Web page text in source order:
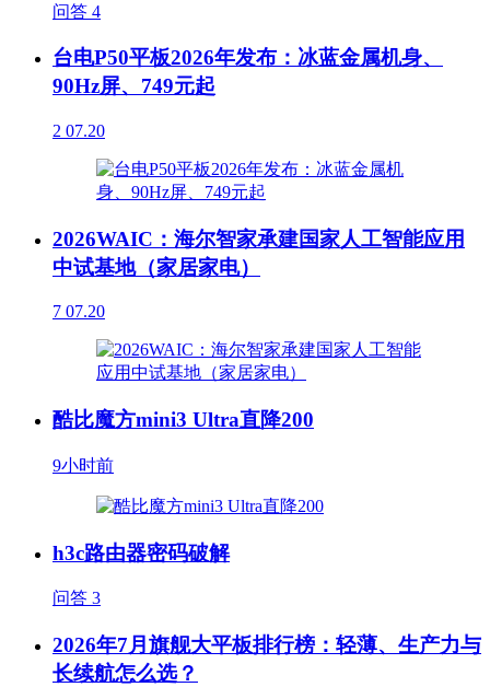
问答 4
台电P50平板2026年发布：冰蓝金属机身、
90Hz屏、749元起
2 07.20
2026WAIC：海尔智家承建国家人工智能应用
中试基地（家居家电）
7 07.20
酷比魔方mini3 Ultra直降200
9小时前
h3c路由器密码破解
问答 3
2026年7月旗舰大平板排行榜：轻薄、生产力与
长续航怎么选？